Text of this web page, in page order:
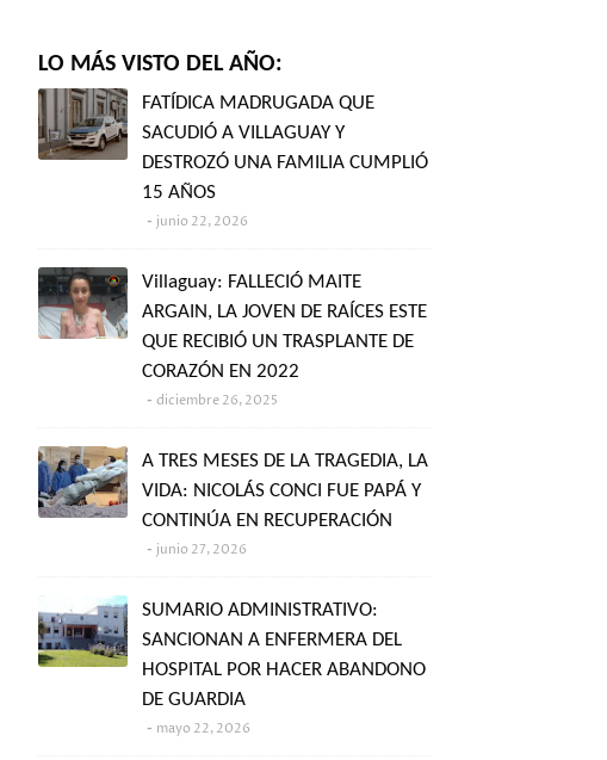
LO MÁS VISTO DEL AÑO:
FATÍDICA MADRUGADA QUE
SACUDIÓ A VILLAGUAY Y
DESTROZÓ UNA FAMILIA CUMPLIÓ
15 AÑOS
junio 22, 2026
Villaguay: FALLECIÓ MAITE
ARGAIN, LA JOVEN DE RAÍCES ESTE
QUE RECIBIÓ UN TRASPLANTE DE
CORAZÓN EN 2022
diciembre 26, 2025
A TRES MESES DE LA TRAGEDIA, LA
VIDA: NICOLÁS CONCI FUE PAPÁ Y
CONTINÚA EN RECUPERACIÓN
junio 27, 2026
SUMARIO ADMINISTRATIVO:
SANCIONAN A ENFERMERA DEL
HOSPITAL POR HACER ABANDONO
DE GUARDIA
mayo 22, 2026